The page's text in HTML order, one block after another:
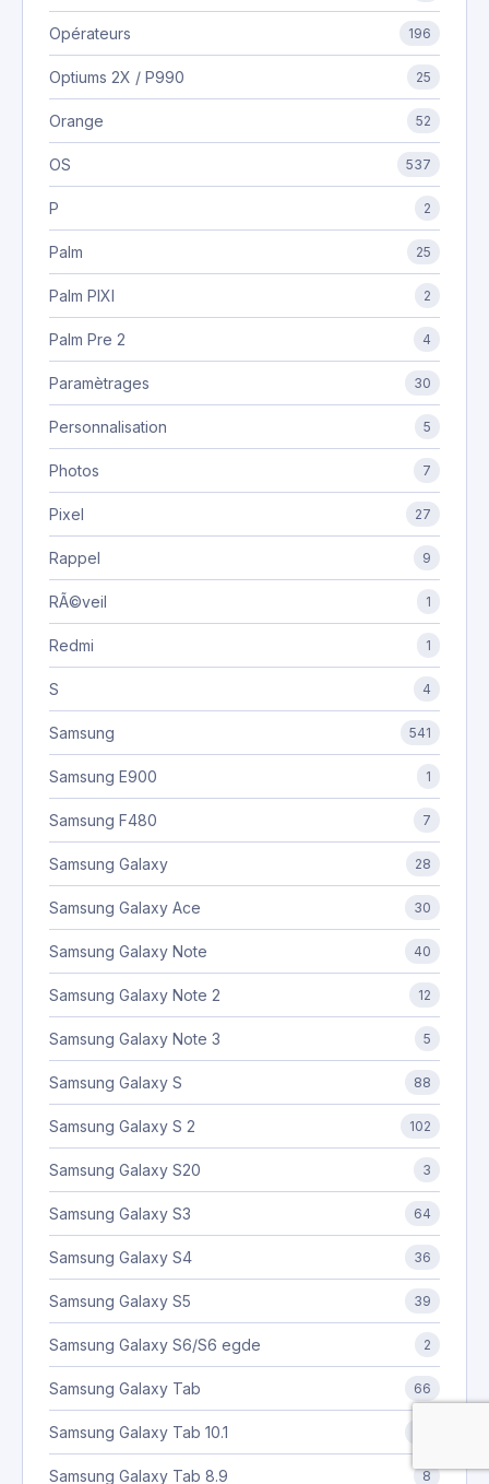
Opérateurs 196
Optiums 2X / P990 25
Orange 52
OS 537
P 2
Palm 25
Palm PIXI 2
Palm Pre 2 4
Paramètrages 30
Personnalisation 5
Photos 7
Pixel 27
Rappel 9
RÃ©veil 1
Redmi 1
S 4
Samsung 541
Samsung E900 1
Samsung F480 7
Samsung Galaxy 28
Samsung Galaxy Ace 30
Samsung Galaxy Note 40
Samsung Galaxy Note 2 12
Samsung Galaxy Note 3 5
Samsung Galaxy S 88
Samsung Galaxy S 2 102
Samsung Galaxy S20 3
Samsung Galaxy S3 64
Samsung Galaxy S4 36
Samsung Galaxy S5 39
Samsung Galaxy S6/S6 egde 2
Samsung Galaxy Tab 66
Samsung Galaxy Tab 10.1
Samsung Galaxy Tab 8.9 8